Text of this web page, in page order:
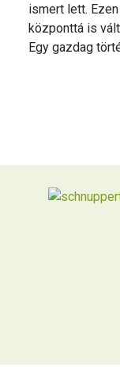
ismert lett.
központtá is
Egy gazdag